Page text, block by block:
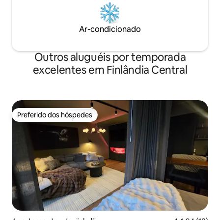
Ar-condicionado
Outros aluguéis por temporada
excelentes em Finlândia Central
Preferido dos hóspedes
Preferido dos hóspedes